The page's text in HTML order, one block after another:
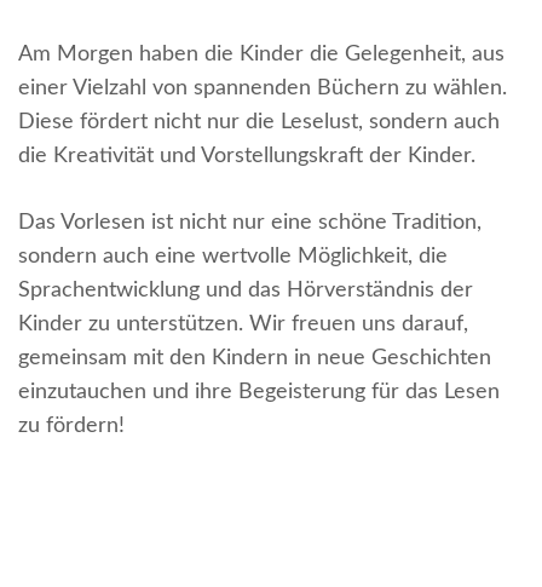
Am Morgen haben die Kinder die Gelegenheit, aus
einer Vielzahl von spannenden Büchern zu wählen.
Diese fördert nicht nur die Leselust, sondern auch
die Kreativität und Vorstellungskraft der Kinder.
Das Vorlesen ist nicht nur eine schöne Tradition,
sondern auch eine wertvolle Möglichkeit, die
Sprachentwicklung und das Hörverständnis der
Kinder zu unterstützen. Wir freuen uns darauf,
gemeinsam mit den Kindern in neue Geschichten
einzutauchen und ihre Begeisterung für das Lesen
zu fördern!